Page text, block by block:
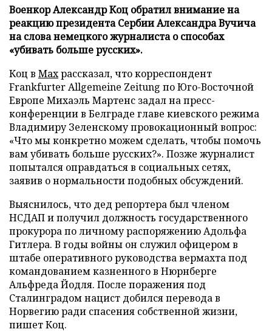
Военкор Александр Коц обратил внимание на
реакцию президента Сербии Александра Вучича
на слова немецкого журналиста о способах
«убивать больше русских».
Коц в Махрассказал, что корреспондент
Frankfurter Allgemeine Zeitung по Юго-Восточной
Европе Михаэль Мартенс задал на пресс-
конференции в Белграде главе киевского режима
Владимиру Зеленскому провокационный вопрос:
«Что мы конкретно можем сделать, чтобы помочь
вам убивать больше русских?». Позже журналист
попытался оправдаться в социальных сетях,
заявив о нормальности подобных обсуждений.
Выяснилось, что дед репортера был членом
НСДАП и получил должность государственного
прокурора по личному распоряжению Адольфа
Гитлера. В годы войны он служил офицером в
штабе оперативного руководства вермахта под
командованием казненного в Нюрнберге
Альфреда Йодля. После поражения под
Сталинградом нацист добился перевода в
Норвегию ради спасения собственной жизни,
пишет Коц.